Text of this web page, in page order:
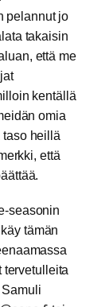
pelannut jo
takaisin
että me
kentällä
omia
taso heillä
että
seasonin
tämän